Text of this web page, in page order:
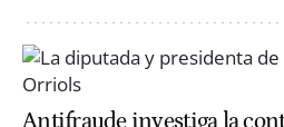
Antifraude investiga la